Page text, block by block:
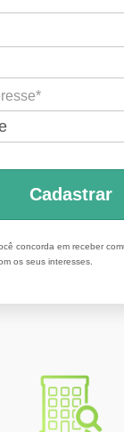
Cadastrar
concorda em receber
os seus interesses.